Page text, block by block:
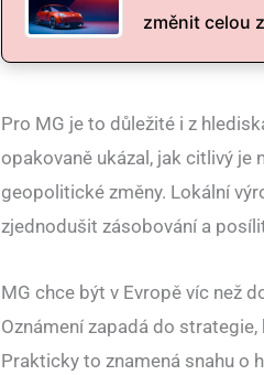
změnit celou
Pro MG je to důležité i z
opakovaně ukázal, jak citlivý je
geopolitické změny. Lokální
zjednodušit zásobování a
MG chce být v Evropě víc než
Oznámení zapadá do strategie,
Prakticky to znamená snahu o